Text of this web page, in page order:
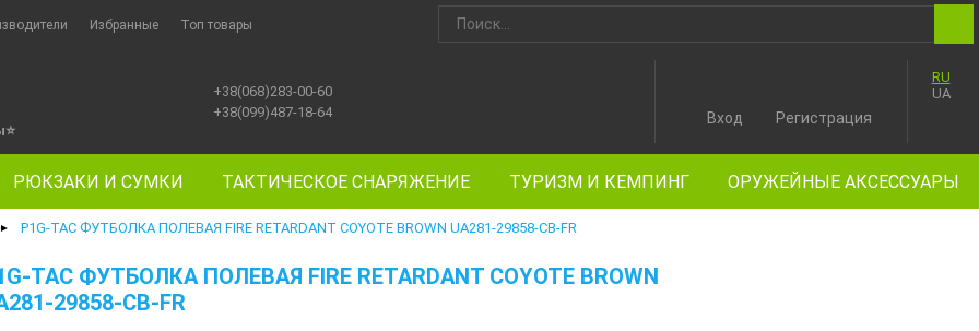
Избранные Топ товары
⭐
+38(068)283-00-60
+38(099)487-18-64
RU
UA
Вход Регистрация
РЮКЗАКИ И СУМКИ ТАКТИЧЕСКОЕ СНАРЯЖЕНИЕ ТУРИЗМ И КЕМПИНГ ОРУЖЕЙНЫЕ АКСЕССУАРЫ
► P1G-TAC ФУТБОЛКА ПОЛЕВАЯ FIRE RETARDANT COYOTE BROWN UA281-29858-CB-FR
TAC ФУТБОЛКА ПОЛЕВАЯ FIRE RETARDANT COYOTE BROWN
29858-CB-FR